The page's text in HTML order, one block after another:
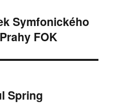
Symfonického
FOK
Spring